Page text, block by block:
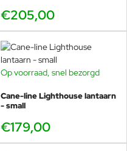
€205,00
Op voorraad, snel bezorgd
Cane-line Lighthouse lantaarn
- small
€179,00